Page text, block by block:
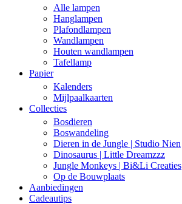
Alle lampen
Hanglampen
Plafondlampen
Wandlampen
Houten wandlampen
Tafellamp
Papier
Kalenders
Mijlpaalkaarten
Collecties
Bosdieren
Boswandeling
Dieren in de Jungle | Studio Nien
Dinosaurus | Little Dreamzzz
Jungle Monkeys | Bi&Li Creaties
Op de Bouwplaats
Aanbiedingen
Cadeautips